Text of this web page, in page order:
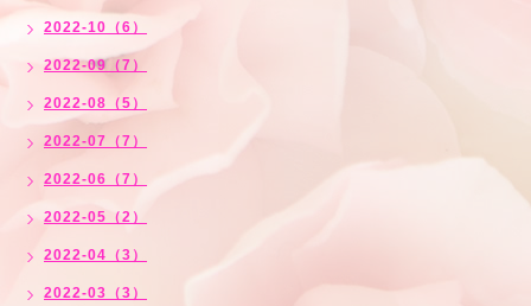
2022-10（6）
2022-09（7）
2022-08（5）
2022-07（7）
2022-06（7）
2022-05（2）
2022-04（3）
2022-03（3）